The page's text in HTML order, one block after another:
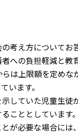
え方についてお答
への負担軽減と教
は上限額を定め
います。
していた児童生徒
こととしています。
が必要な場合には